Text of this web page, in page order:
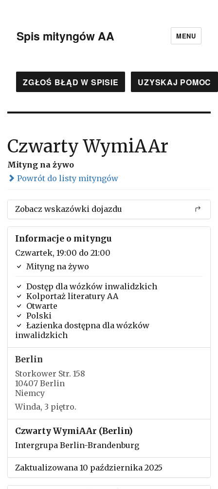
Spis mityngów AA MENU
ZGŁOŚ BŁĄD W SPISIE UZYSKAJ POMOC
Czwarty WymiAAr
Mityng na żywo
Powrót do listy mityngów
Zobacz wskazówki dojazdu
Informacje o mityngu
Czwartek, 19:00 do 21:00
Mityng na żywo
Dostęp dla wózków inwalidzkich
Kolportaż literatury AA
Otwarte
Polski
Łazienka dostępna dla wózków
inwalidzkich
Berlin
Storkower Str. 158
10407 Berlin
Niemcy
Winda, 3 piętro.
Czwarty WymiAAr (Berlin)
Intergrupa Berlin-Brandenburg
Zaktualizowana 10 października 2025